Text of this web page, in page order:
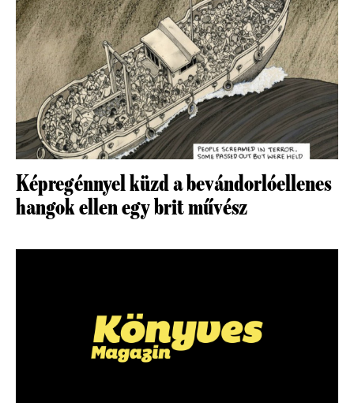
Képregénnyel küzd a bevándorlóellenes
hangok ellen egy brit művész